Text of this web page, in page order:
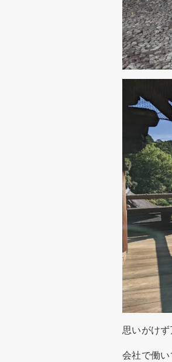
思いがけ
会社で働